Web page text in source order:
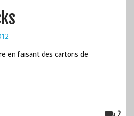
en faisant des cartons de
2